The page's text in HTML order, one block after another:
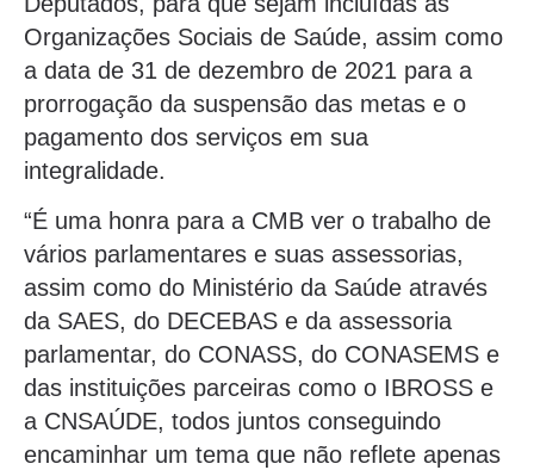
Organizações Sociais de Saúde, assim como
a data de 31 de dezembro de 2021 para a
prorrogação da suspensão das metas e o
pagamento dos serviços em sua
integralidade.
“É uma honra para a CMB ver o trabalho de
vários parlamentares e suas assessorias,
assim como do Ministério da Saúde através
da SAES, do DECEBAS e da assessoria
parlamentar, do CONASS, do CONASEMS e
das instituições parceiras como o IBROSS e
a CNSAÚDE, todos juntos conseguindo
encaminhar um tema que não reflete apenas